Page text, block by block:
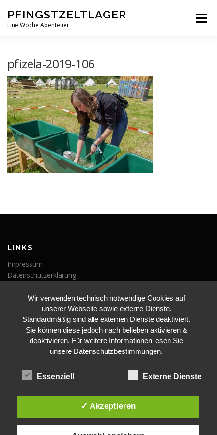
Inhalt
springen
PFINGSTZELTLAGER
Eine Woche Abenteuer
Menü
PFINGSTZELTLAGER VERANSTALTUNGEN
pfizela-2019-106
LINKS
Impressum
Datenschutzerklärung
VERANSTALTUNGEN
Veranstaltungen
Wir verwenden technisch notwendige Cookies auf
unserer Webseite sowie externe Dienste.
Standardmäßig sind alle externen Dienste deaktiviert.
Sie können diese jedoch nach belieben aktivieren &
deaktivieren. Für weitere Informationen lesen Sie
unsere Datenschutzbestimmungen.
Essenziell Externe Dienste
✓ Akzeptieren